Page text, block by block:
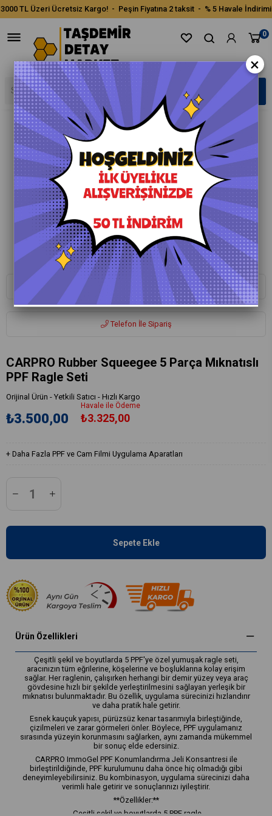
3000 TL Üzeri Ücretsiz Kargo! - Peşin Fiyatına 2 taksit - % 5 Havale İndirimi
0
›
Whatsapp ile Sipariş
Telefon İle Sipariş
CARPRO Rubber Squeegee 5 Parça Mıknatıslı
PPF Ragle Seti
Orijinal Ürün - Yetkili Satıcı - Hızlı Kargo
₺3.500,00
Havale ile Ödeme
₺3.325,00
+ Daha Fazla PPF ve Cam Filmi Uygulama Aparatları
Ürün Özellikleri
Çeşitli şekil ve boyutlarda 5 PPF'ye özel yumuşak ragle seti,
aracınızın tüm eğrilerine, köşelerine ve boşluklarına kolay erişim
sağlar. Her raglenin, çalışırken herhangi bir demir yüzey veya araç
gövdesine hızlı bir şekilde yerleştirilmesini sağlayan yerleşik bir
mıknatısı bulunmaktadır. Bu özellik, uygulama sürecinizi hızlandırır
ve daha pratik hale getirir.
Esnek kauçuk yapısı, pürüzsüz kenar tasarımıyla birleştiğinde,
çizilmeleri ve zarar görmeleri önler. Böylece, PPF uygulamanız
sırasında yüzeyin korunmasını sağlarken, aynı zamanda mükemmel
bir sonuç elde edersiniz.
CARPRO ImmoGel PPF Konumlandırma Jeli Konsantresi ile
birleştirildiğinde, PPF kurulumunu daha önce hiç olmadığı gibi
deneyimleyebilirsiniz. Bu kombinasyon, uygulama sürecinizi daha
verimli hale getirir ve sonuçlarınızı iyileştirir.
**Özellikler:**
- Çeşitli şekil ve boyutlarda 5 PPF ragle.
×